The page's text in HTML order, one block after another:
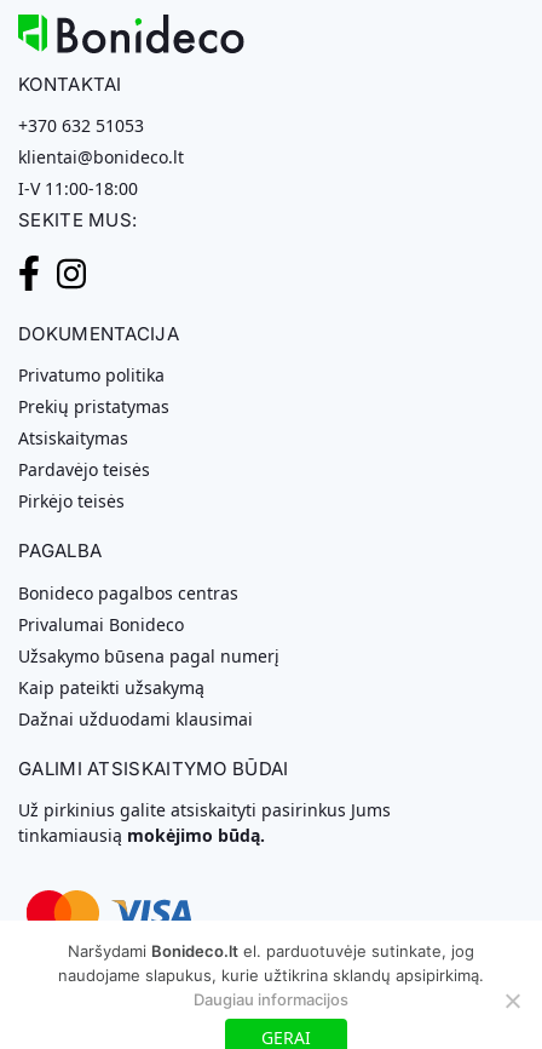
KONTAKTAI
+370 632 51053
klientai@bonideco.lt
I-V 11:00-18:00
SEKITE MUS:
DOKUMENTACIJA
Privatumo politika
Prekių pristatymas
Atsiskaitymas
Pardavėjo teisės
Pirkėjo teisės
PAGALBA
Bonideco pagalbos centras
Privalumai Bonideco
Užsakymo būsena pagal numerį
Kaip pateikti užsakymą
Dažnai užduodami klausimai
GALIMI ATSISKAITYMO BŪDAI
Už pirkinius galite atsiskaityti pasirinkus Jums
tinkamiausią mokėjimo būdą.
Svetainių Kūrimas
Copyright © 2026 MB „Bonideco“. Visos teisės saugomos
Naršydami Bonideco.lt el. parduotuvėje sutinkate, jog
naudojame slapukus, kurie užtikrina sklandų apsipirkimą.
Daugiau informacijos
GERAI